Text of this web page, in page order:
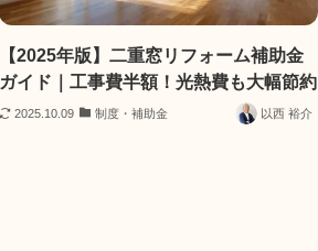
【2025年版】二重窓リフォーム補助金
ガイド｜工事費半額！光熱費も大幅節約
2025.10.09 制度・補助金 以西 裕介